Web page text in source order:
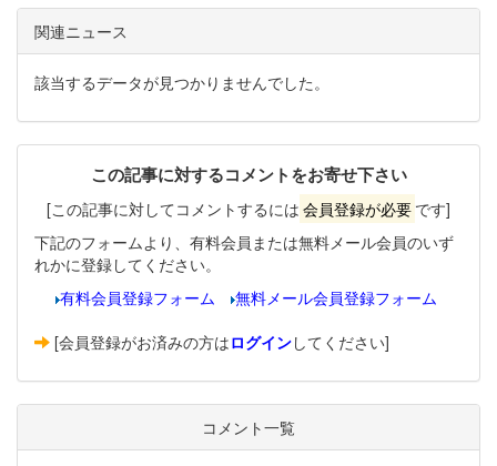
関連ニュース
該当するデータが見つかりませんでした。
この記事に対するコメントをお寄せ下さい
[この記事に対してコメントするには 会員登録が必要 です]
下記のフォームより、有料会員または無料メール会員のいず
れかに登録してください。
有料会員登録フォーム
無料メール会員登録フォーム
[会員登録がお済みの方はログインしてください]
コメント一覧